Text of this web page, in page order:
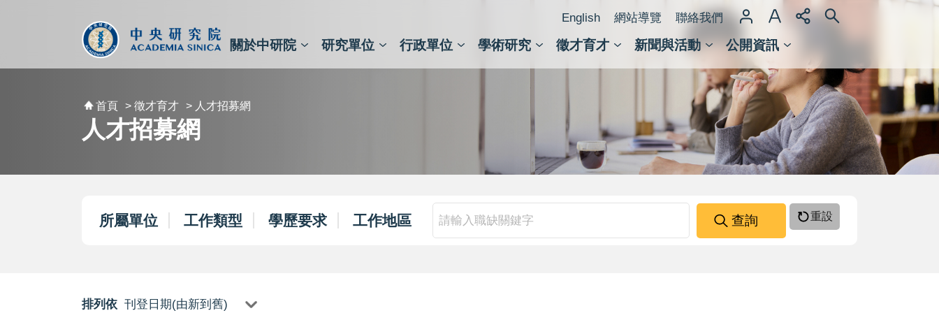
English 網站導覽 聯絡我們
關於中研院 研究單位 行政單位 學術研究 徵才育才 新聞與活動 公開資訊
首頁 > 徵才育才 > 人才招募網
人才招募網
所屬單位 工作類型 學歷要求 工作地區 查詢 重設
排列依